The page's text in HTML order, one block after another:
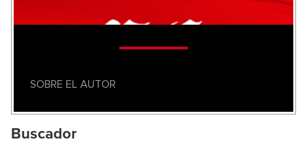
SOBRE EL AUTOR
Buscador